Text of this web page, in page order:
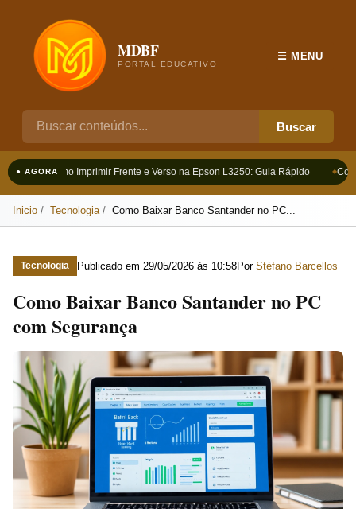
MDBF
PORTAL EDUCATIVO
Buscar
☰ MENU
● AGORAComo Imprimir Frente e Verso na Epson L3250: Guia Rápido
Inicio Tecnologia Como Baixar Banco Santander no PC...
Tecnologia Publicado em 29/05/2026 às 10:58Por Stéfano Barcellos
Como Baixar Banco Santander no PC
com Segurança